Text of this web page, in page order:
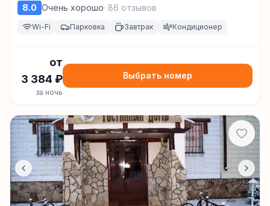
8.0 Очень хорошо· 86 отзывов
Wi-Fi Парковка Завтрак Кондиционер
от
3 384 ₽
за ночь
Выбрать номер